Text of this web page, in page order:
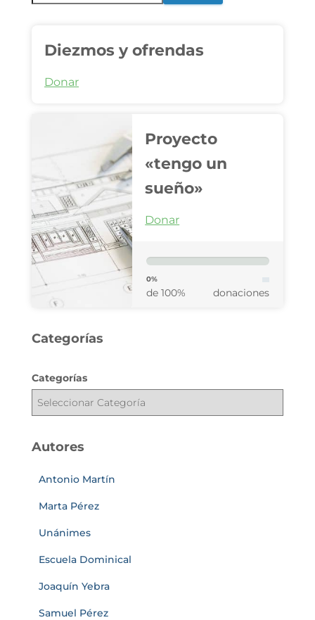
Diezmos y ofrendas
Donar
Proyecto
«tengo un
sueño»
Donar
0%
de 100% donaciones
Categorías
Categorías
Autores
Antonio Martín
Marta Pérez
Unánimes
Escuela Dominical
Joaquín Yebra
Samuel Pérez